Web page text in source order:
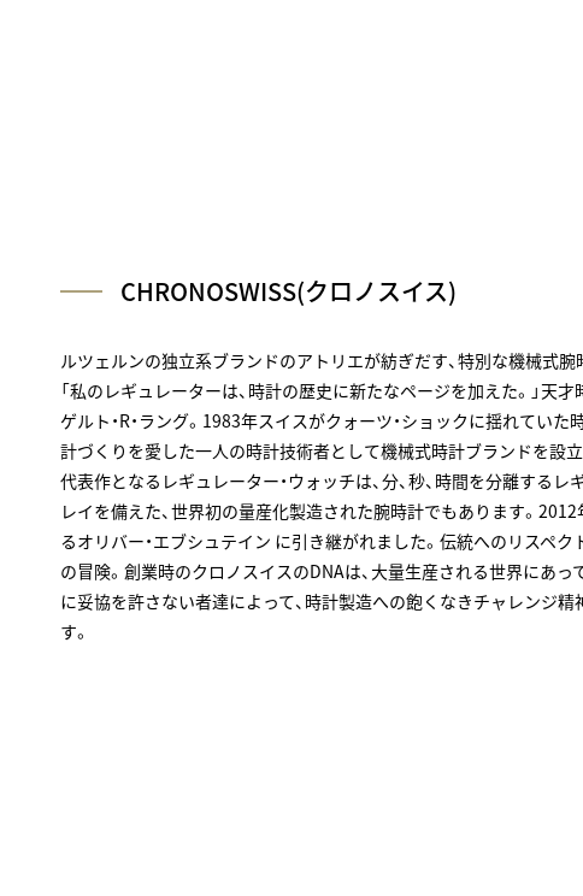
CHRONOSWISS(クロノスイス)
ルツェルンの独立系ブランドのアトリエが紡ぎだす、特別な機械式腕
「私のレギュレーターは、時計の歴史に新たなページを加えた。」天
ゲルト・R・ラング。1983年スイスがクォーツ・ショックに揺れていた
計づくりを愛した一人の時計技術者として機械式時計ブランドを設
代表作となるレギュレーター・ウォッチは、分、秒、時間を分離する
レイを備えた、世界初の量産化製造された腕時計でもあります。2012
るオリバー・エブシュテイン に引き継がれました。伝統へのリスペク
の冒険。創業時のクロノスイスのDNAは、大量生産される世界にあっ
に妥協を許さない者達によって、時計製造への飽くなきチャレンジ
す。